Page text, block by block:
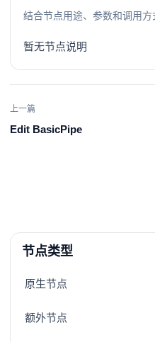
结合节点用途、参数和调用方
暂无节点说明
上一篇
Edit BasicPipe
节点类型
原生节点
额外节点